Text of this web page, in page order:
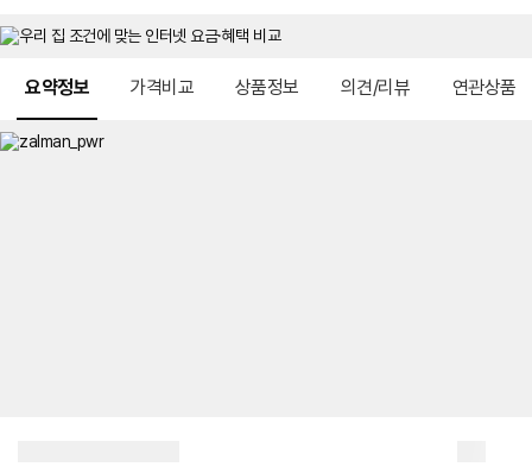
요약정보 가격비교 상품정보 의견/리뷰 연관상품